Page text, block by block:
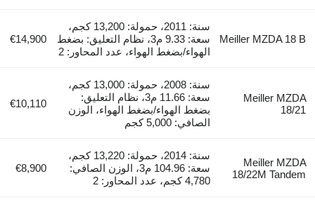
Meiller MZDA 18 B
سنة: 2011، حمولة: 13,200 كجم،
سعة: 9.33 م3، نظام التعليق: بضغط
الهواء/بضغط الهواء، عدد المحاور: 2
€14,900
Meiller MZDA
18/21
سنة: 2008، حمولة: 13,000 كجم،
سعة: 11.66 م3، نظام التعليق:
بضغط الهواء/بضغط الهواء، الوزن
الصافي: 5,000 كجم
€10,110
Meiller MZDA
18/22M Tandem
سنة: 2014، حمولة: 13,220 كجم،
سعة: 104.96 م3، الوزن الصافي:
4,780 كجم، عدد المحاور: 2
€8,900